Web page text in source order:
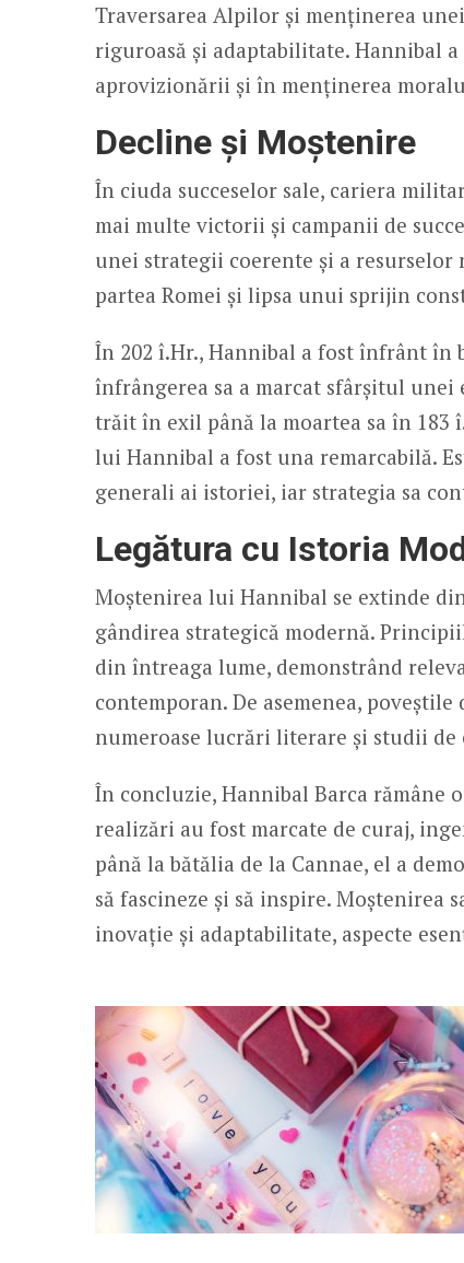
Traversarea Alpilor și menținerea
riguroasă și adaptabilitate. Hannibal
aprovizionării și în menținerea
Decline și Moștenire
În ciuda succeselor sale, cariera
mai multe victorii și campanii de
unei strategii coerente și a resurselor
partea Romei și lipsa unui sprijin
În 202 î.Hr., Hannibal a fost înfrânt în
înfrângerea sa a marcat sfârșitul unei
trăit în exil până la moartea sa în
lui Hannibal a fost una remarcabilă.
generali ai istoriei, iar strategia sa
Legătura cu Istoria
Moștenirea lui Hannibal se extinde
gândirea strategică modernă.
din întreaga lume, demonstrând
contemporan. De asemenea,
numeroase lucrări literare și studii de
În concluzie, Hannibal Barca rămâne
realizări au fost marcate de curaj,
până la bătălia de la Cannae, el a
să fascineze și să inspire. Moștenirea
inovație și adaptabilitate, aspecte